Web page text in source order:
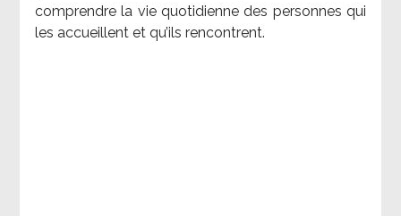
comprendre la vie quotidienne des personnes qui
les accueillent et qu’ils rencontrent.